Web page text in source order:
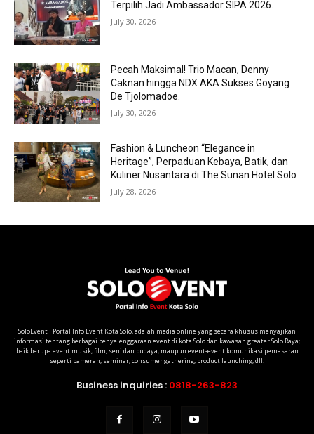
Terpilih Jadi Ambassador SIPA 2026.
July 30, 2026
Pecah Maksimal! Trio Macan, Denny
Caknan hingga NDX AKA Sukses Goyang
De Tjolomadoe.
July 30, 2026
Fashion & Luncheon “Elegance in
Heritage”, Perpaduan Kebaya, Batik, dan
Kuliner Nusantara di The Sunan Hotel Solo
July 28, 2026
SoloEvent I Portal Info Event Kota Solo, adalah media online yang secara khusus menyajikan
informasi tentang berbagai penyelenggaraan event di kota Solo dan kawasan greater Solo Raya;
baik berupa event musik, film, seni dan budaya, maupun event-event komunikasi pemasaran
seperti pameran, seminar, consumer gathering, product launching, dll.
Business inquiries : 0818-263-823